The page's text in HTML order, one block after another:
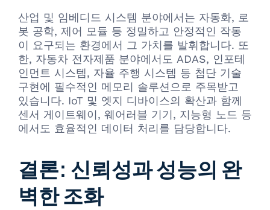
산업 및 임베디드 시스템 분야에서는 자동화, 로
봇 공학, 제어 모듈 등 정밀하고 안정적인 작동
이 요구되는 환경에서 그 가치를 발휘합니다. 또
한, 자동차 전자제품 분야에서도 ADAS, 인포테
인먼트 시스템, 자율 주행 시스템 등 첨단 기술
구현에 필수적인 메모리 솔루션으로 주목받고
있습니다. IoT 및 엣지 디바이스의 확산과 함께
센서 게이트웨이, 웨어러블 기기, 지능형 노드 등
에서도 효율적인 데이터 처리를 담당합니다.
결론: 신뢰성과 성능의 완
벽한 조화